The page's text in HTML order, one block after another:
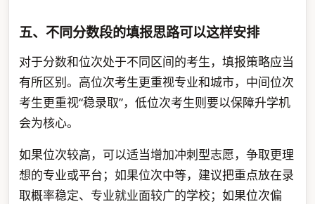
五、不同分数段的填报思路可以这样安排
对于分数和位次处于不同区间的考生，填报策略应当
有所区别。高位次考生更重视专业和城市，中间位次
考生更重视“稳录取”，低位次考生则要以保障升学机
会为核心。
如果位次较高，可以适当增加冲刺型志愿，争取更理
想的专业或平台；如果位次中等，建议把重点放在录
取概率稳定、专业就业面较广的学校；如果位次偏